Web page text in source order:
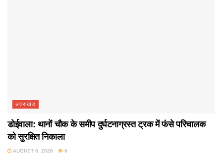
उत्तराखंड
डोईवाला: थानों चौक के समीप दुर्घटनाग्रस्त ट्रक में फंसे परिचालक
को सुरक्षित निकाला
AUGUST 6, 2026 6